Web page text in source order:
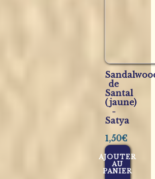
de
Santal
(jaune)
-
Satya
1,50€
AJOUTER
AU
PANIER